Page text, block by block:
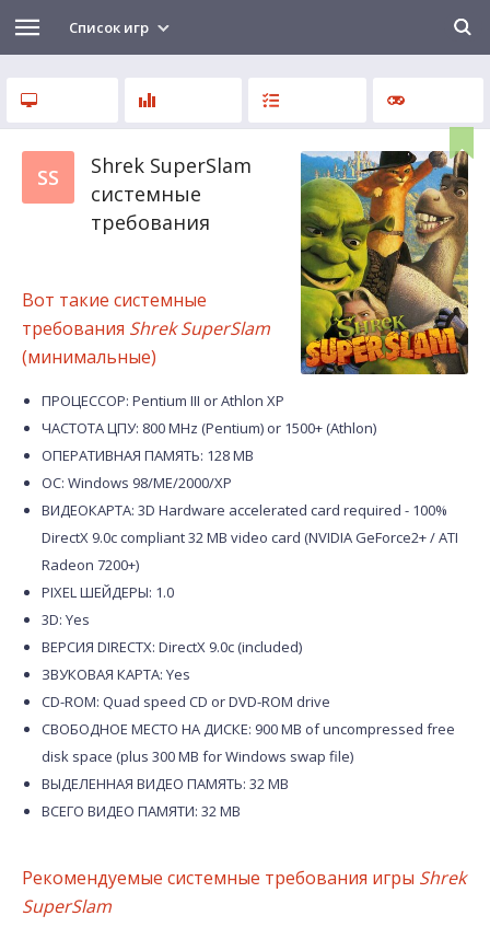
Список игр
SS
Shrek SuperSlam
системные
требования
Вот такие системные
требования Shrek SuperSlam
(минимальные)
ПРОЦЕССОР: Pentium III or Athlon XP
ЧАСТОТА ЦПУ: 800 MHz (Pentium) or 1500+ (Athlon)
ОПЕРАТИВНАЯ ПАМЯТЬ: 128 MB
ОС: Windows 98/ME/2000/XP
ВИДЕОКАРТА: 3D Hardware accelerated card required - 100%
DirectX 9.0c compliant 32 MB video card (NVIDIA GeForce2+ / ATI
Radeon 7200+)
PIXEL ШЕЙДЕРЫ: 1.0
3D: Yes
ВЕРСИЯ DIRECTX: DirectX 9.0c (included)
ЗВУКОВАЯ КАРТА: Yes
CD-ROM: Quad speed CD or DVD-ROM drive
СВОБОДНОЕ МЕСТО НА ДИСКЕ: 900 MB of uncompressed free
disk space (plus 300 MB for Windows swap file)
ВЫДЕЛЕННАЯ ВИДЕО ПАМЯТЬ: 32 MB
ВСЕГО ВИДЕО ПАМЯТИ: 32 MB
Рекомендуемые системные требования игры Shrek
SuperSlam